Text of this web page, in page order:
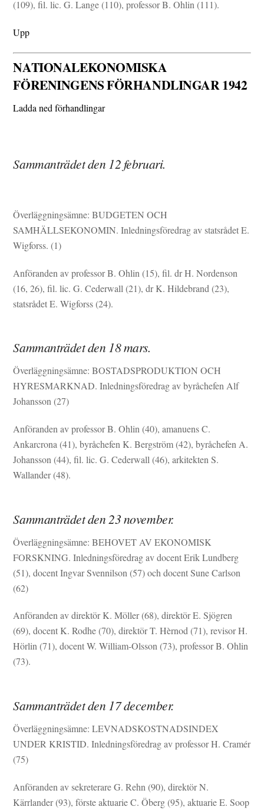
(109), fil. lic. G. Lange (110), professor B. Ohlin (111).
Upp
NATIONALEKONOMISKA
FÖRENINGENS FÖRHANDLINGAR 1942
Ladda ned förhandlingar
Sammanträdet den 12 februari.
Överläggningsämne: BUDGETEN OCH
SAMHÄLLSEKONOMIN. Inledningsföredrag av statsrådet E.
Wigforss. (1)
Anföranden av professor B. Ohlin (15), fil. dr H. Nordenson
(16, 26), fil. lic. G. Cederwall (21), dr K. Hildebrand (23),
statsrådet E. Wigforss (24).
Sammanträdet den 18 mars.
Överläggningsämne: BOSTADSPRODUKTION OCH
HYRESMARKNAD. Inledningsföredrag av byråchefen Alf
Johansson (27)
Anföranden av professor B. Ohlin (40), amanuens C.
Ankarcrona (41), byråchefen K. Bergström (42), byråchefen A.
Johansson (44), fil. lic. G. Cederwall (46), arkitekten S.
Wallander (48).
Sammanträdet den 23 november.
Överläggningsämne: BEHOVET AV EKONOMISK
FORSKNING. Inledningsföredrag av docent Erik Lundberg
(51), docent Ingvar Svennilson (57) och docent Sune Carlson
(62)
Anföranden av direktör K. Möller (68), direktör E. Sjögren
(69), docent K. Rodhe (70), direktör T. Hèrnod (71), revisor H.
Hörlin (71), docent W. William-Olsson (73), professor B. Ohlin
(73).
Sammanträdet den 17 december.
Överläggningsämne: LEVNADSKOSTNADSINDEX
UNDER KRISTID. Inledningsföredrag av professor H. Cramér
(75)
Anföranden av sekreterare G. Rehn (90), direktör N.
Kärrlander (93), förste aktuarie C. Öberg (95), aktuarie E. Soop